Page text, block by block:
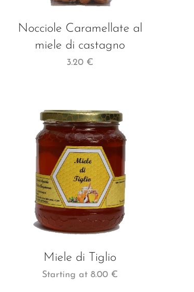
Nocciole Caramellate al
miele di castagno
3.20 €
Miele di Tiglio
Starting at8.00 €